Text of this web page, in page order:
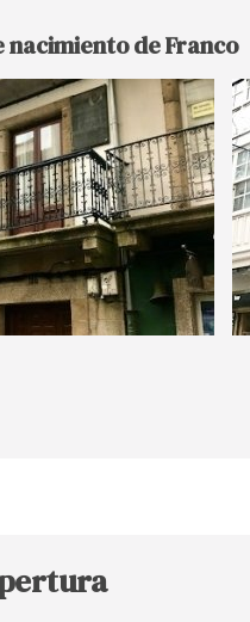
nacimiento de Franco